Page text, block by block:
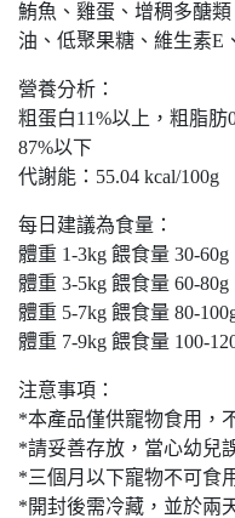
鮪魚、雞蛋、增稠多醣
油、低聚果糖、維生素E
營養分析：
粗蛋白11%以上，粗脂
87%以下
代謝能：55.04 kcal/100g
每日建議為食量：
體重 1-3kg 餵食量 30-60g
體重 3-5kg 餵食量 60-80g
體重 5-7kg 餵食量 80-
體重 7-9kg 餵食量 100-
注意事項：
*本產品僅供寵物食用，
*請妥善存放，當心幼兒
*三個月以下寵物不可食
*開封後需冷藏，並於兩